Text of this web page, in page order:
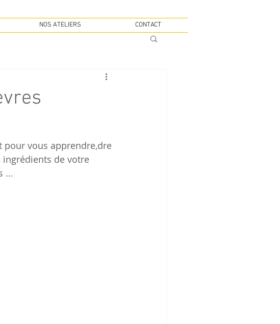
pour vous apprendre,dre
ingrédients de votre
...
NOS ATELIERS CONTACT